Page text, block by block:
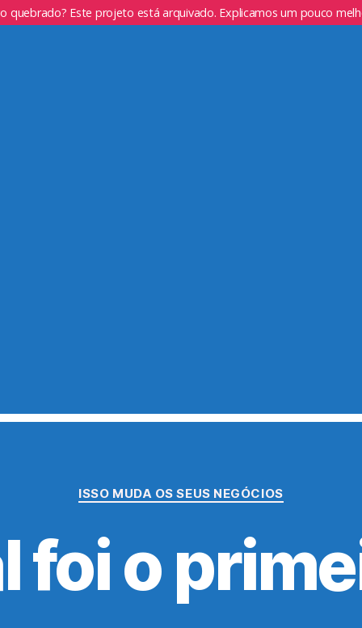
quebrado? Este projeto está arquivado. Explicamos um pouco
Categorias
ISSO MUDA OS SEUS NEGÓCIOS
foi o